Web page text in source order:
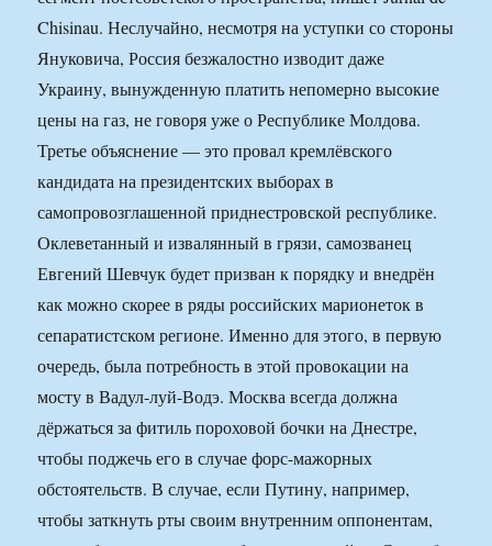
Chisinau. Неслучайно, несмотря на уступки со стороны
Януковича, Россия безжалостно изводит даже
Украину, вынужденную платить непомерно высокие
цены на газ, не говоря уже о Республике Молдова.
Третье объяснение — это провал кремлёвского
кандидата на президентских выборах в
самопровозглашенной приднестровской республике.
Оклеветанный и извалянный в грязи, самозванец
Евгений Шевчук будет призван к порядку и внедрён
как можно скорее в ряды российских марионеток в
сепаратистском регионе. Именно для этого, в первую
очередь, была потребность в этой провокации на
мосту в Вадул-луй-Водэ. Москва всегда должна
дёржаться за фитиль пороховой бочки на Днестре,
чтобы поджечь его в случае форс-мажорных
обстоятельств. В случае, если Путину, например,
чтобы заткнуть рты своим внутренним оппонентам,